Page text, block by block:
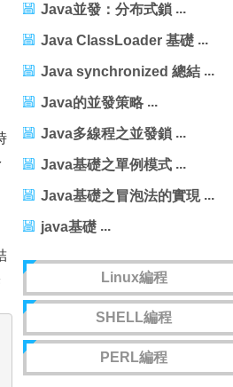
Java並發：分布式鎖
Java ClassLoader 基礎
Java synchronized 總結
Java的並發策略
Java多線程之並發鎖
Java基礎之單例模式
Java基礎之冒泡法的實現
java基礎
Linux編程
SHELL編程
PERL編程